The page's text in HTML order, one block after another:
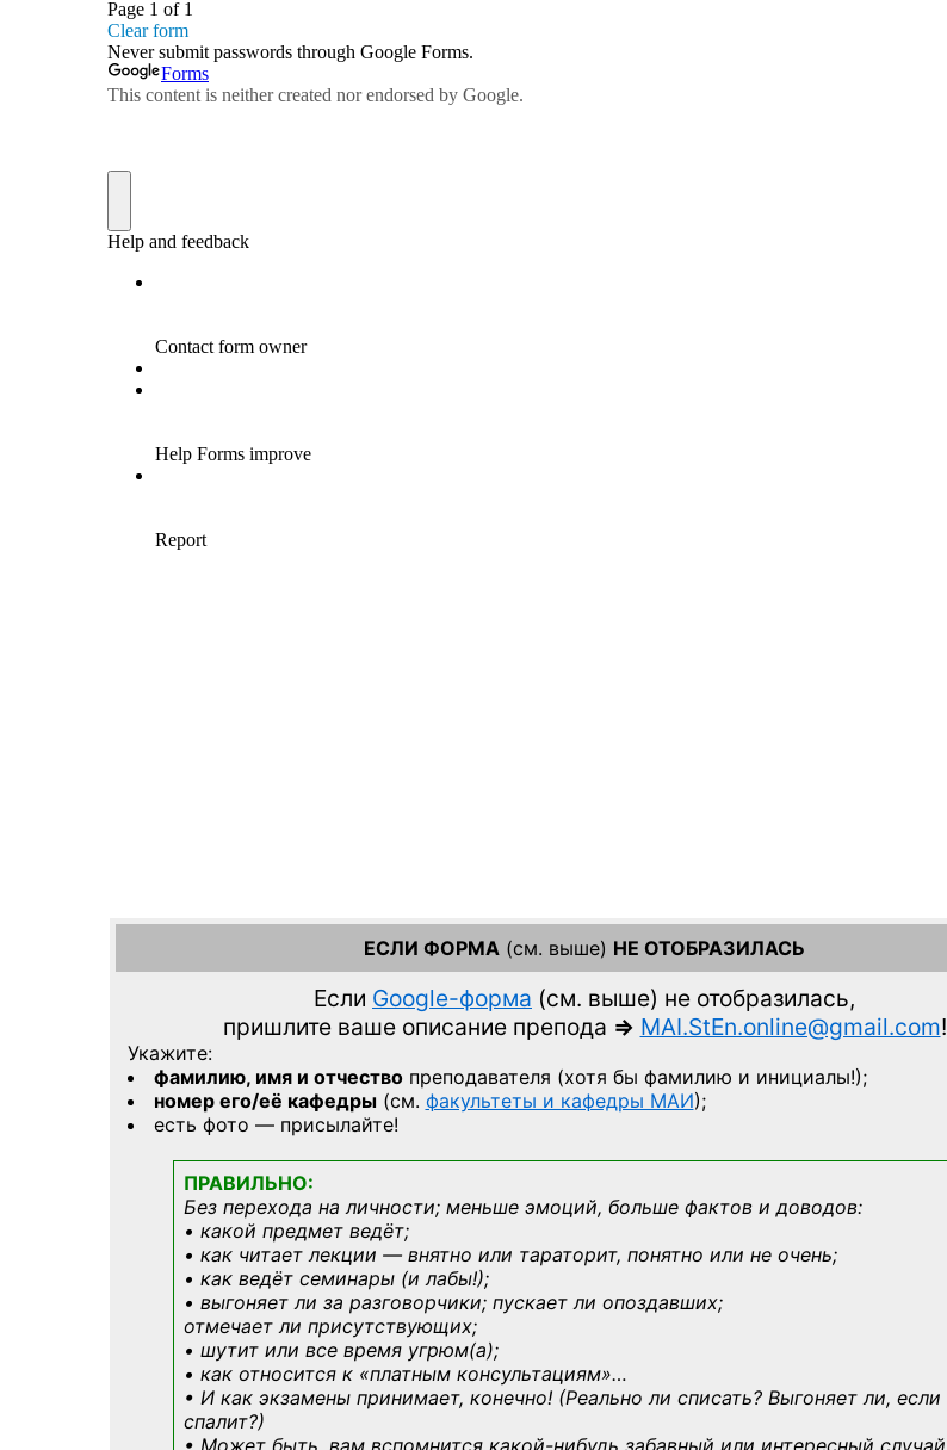
ЕСЛИ ФОРМА (см. выше) НЕ ОТОБРАЗИЛАСЬ
Если Google-форма (см. выше) не отобразилась,
пришлите ваше описание препода => MAI.StEn.online@gmail.com!
Укажите:
фамилию, имя и отчествопреподавателя (хотя бы фамилию и инициалы!);
номер его/её кафедры(см. факультеты и кафедры МАИ);
есть фото — присылайте!
ПРАВИЛЬНО:
Без перехода на личности; меньше эмоций, больше фактов и доводов:
• какой предмет ведёт;
• как читает лекции — внятно или тараторит, понятно или не очень;
• как ведёт семинары (и лабы!);
• выгоняет ли за разговорчики; пускает ли опоздавших;
отмечает ли присутствующих;
• шутит или все время угрюм(а);
• как относится к «платным консультациям»…
• И как экзамены принимает, конечно! (Реально ли списать? Выгоняет ли, если
спалит?)
• Может быть, вам вспомнится какой-нибудь забавный или интересный случай,